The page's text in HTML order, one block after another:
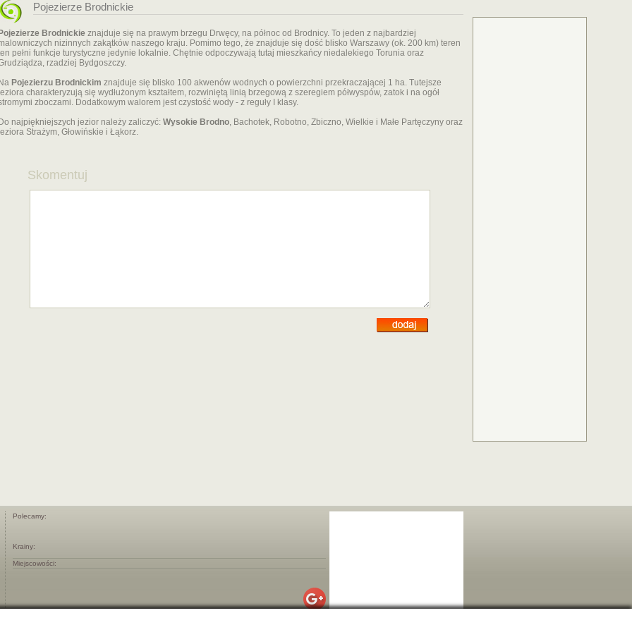
Pojezierze Brodnickie
Brodnickie znajduje się na prawym brzegu Drwęcy, na północ od Brodnicy. To jeden z najbardziej
nizinnych zakątków naszego kraju. Pomimo tego, że znajduje się dość blisko Warszawy (ok. 200 km) teren
pełni funkcje turystyczne jedynie lokalnie. Chętnie odpoczywają tutaj mieszkańcy niedalekiego Torunia oraz
rzadziej Bydgoszczy.
Pojezierzu Brodnickim znajduje się blisko 100 akwenów wodnych o powierzchni przekraczającej 1 ha. Tutejsze
charakteryzują się wydłużonym kształtem, rozwiniętą linią brzegową z szeregiem półwyspów, zatok i na ogół
zboczami. Dodatkowym walorem jest czystość wody - z reguły I klasy.
najpiękniejszych jezior należy zaliczyć: Wysokie Brodno, Bachotek, Robotno, Zbiczno, Wielkie i Małe Partęczyny oraz
Strażym, Głowińskie i Łąkorz.
Skomentuj
Polecamy:
Krainy:
Miejscowości: